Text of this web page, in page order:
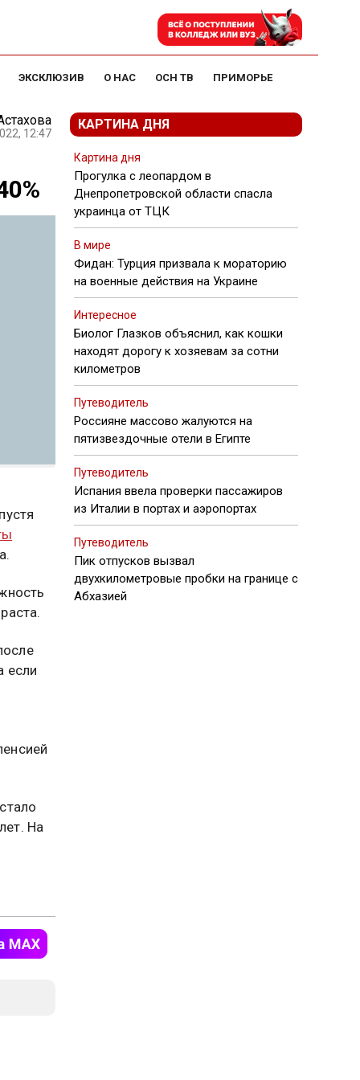
ЭКСКЛЮЗИВ О НАС ОСН ТВ ПРИМОРЬЕ
12:47
если
На
КАРТИНА ДНЯ
Картина дня
Прогулка с леопардом в
Днепропетровской области спасла
украинца от ТЦК
В мире
Фидан: Турция призвала к мораторию
на военные действия на Украине
Интересное
Биолог Глазков объяснил, как кошки
находят дорогу к хозяевам за сотни
километров
Путеводитель
Россияне массово жалуются на
пятизвездочные отели в Египте
Путеводитель
Испания ввела проверки пассажиров
из Италии в портах и аэропортах
Путеводитель
Пик отпусков вызвал
двухкилометровые пробки на границе с
Абхазией